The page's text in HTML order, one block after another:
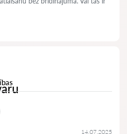
14.07.2025